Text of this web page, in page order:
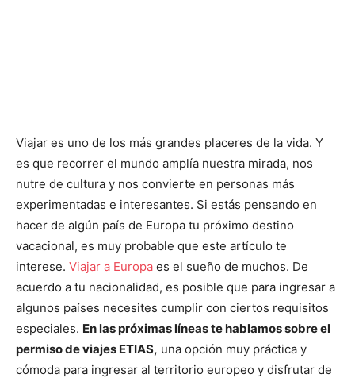
Viajar es uno de los más grandes placeres de la vida. Y
es que recorrer el mundo amplía nuestra mirada, nos
nutre de cultura y nos convierte en personas más
experimentadas e interesantes. Si estás pensando en
hacer de algún país de Europa tu próximo destino
vacacional, es muy probable que este artículo te
interese. Viajar a Europa es el sueño de muchos. De
acuerdo a tu nacionalidad, es posible que para ingresar a
algunos países necesites cumplir con ciertos requisitos
especiales. En las próximas líneas te hablamos sobre el
permiso de viajes ETIAS, una opción muy práctica y
cómoda para ingresar al territorio europeo y disfrutar de